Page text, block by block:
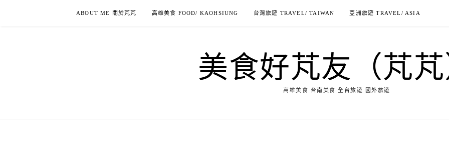
ABOUT ME 關於芃芃 高雄美食 FOOD/ KAOHSIUNG 台灣旅遊 TRAVEL/ TAIWAN 亞洲旅遊 TRAVEL/ ASIA
美食好芃友（芃芃
高雄美食 台南美食 全台旅遊 國外旅遊